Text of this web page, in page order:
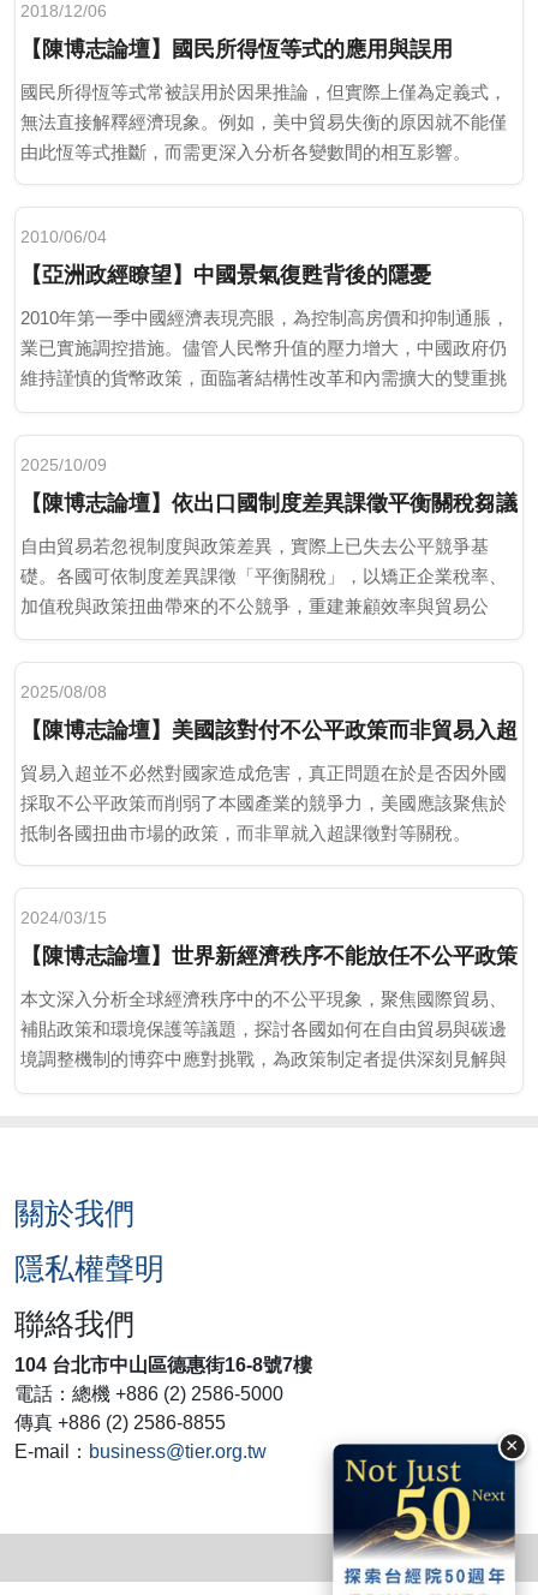
×
2018/12/06
【陳博志論壇】國民所得恆等式的應用與誤用
國民所得恆等式常被誤用於因果推論，但實際上僅為定義式，
無法直接解釋經濟現象。例如，美中貿易失衡的原因就不能僅
由此恆等式推斷，而需更深入分析各變數間的相互影響。
2010/06/04
【亞洲政經瞭望】中國景氣復甦背後的隱憂
2010年第一季中國經濟表現亮眼，為控制高房價和抑制通脹，
業已實施調控措施。儘管人民幣升值的壓力增大，中國政府仍
維持謹慎的貨幣政策，面臨著結構性改革和內需擴大的雙重挑
戰。
2025/10/09
【陳博志論壇】依出口國制度差異課徵平衡關稅芻議
自由貿易若忽視制度與政策差異，實際上已失去公平競爭基
礎。各國可依制度差異課徵「平衡關稅」，以矯正企業稅率、
加值稅與政策扭曲帶來的不公競爭，重建兼顧效率與貿易公
平。
2025/08/08
【陳博志論壇】美國該對付不公平政策而非貿易入超
貿易入超並不必然對國家造成危害，真正問題在於是否因外國
採取不公平政策而削弱了本國產業的競爭力，美國應該聚焦於
抵制各國扭曲市場的政策，而非單就入超課徵對等關稅。
2024/03/15
【陳博志論壇】世界新經濟秩序不能放任不公平政策
本文深入分析全球經濟秩序中的不公平現象，聚焦國際貿易、
補貼政策和環境保護等議題，探討各國如何在自由貿易與碳邊
境調整機制的博弈中應對挑戰，為政策制定者提供深刻見解與
實踐建議。
關於我們
隱私權聲明
聯絡我們
104 台北市中山區德惠街16-8號7樓
電話：總機 +886 (2) 2586-5000
傳真 +886 (2) 2586-8855
E-mail： business@tier.org.tw